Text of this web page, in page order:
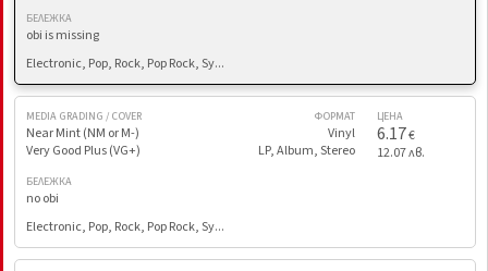
БЕЛЕЖКА
obi is missing
Electronic, Pop, Rock, Pop Rock, Sy...
MEDIA GRADING / COVER
Near Mint (NM or M-)
Very Good Plus (VG+)
ФОРМАТ
Vinyl
LP, Album, Stereo
ЦЕНА
6.17€
12.07 лв.
БЕЛЕЖКА
no obi
Electronic, Pop, Rock, Pop Rock, Sy...